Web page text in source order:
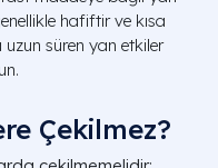
hafiftir ve kısa
süren yan etkiler
Çekilmez?